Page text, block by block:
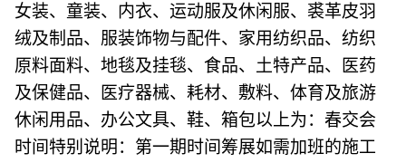
女装、童装、内衣、运动服及休闲服、裘革皮羽
绒及制品、服装饰物与配件、家用纺织品、纺织
原料面料、地毯及挂毯、食品、土特产品、医药
及保健品、医疗器械、耗材、敷料、体育及旅游
休闲用品、办公文具、鞋、箱包以上为：春交会
时间特别说明：第一期时间筹展如需加班的施工